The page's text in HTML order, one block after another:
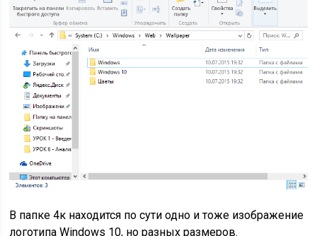
В папке 4к находится по сути одно и тоже изображение
логотипа Windows 10, но разных размеров.